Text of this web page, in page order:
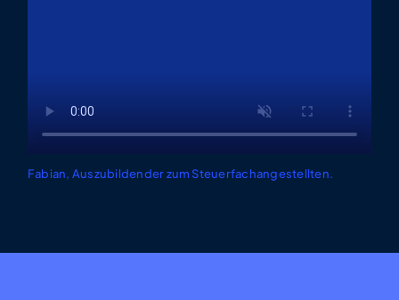
Fabian, Auszubildender zum Steuerfachangestellten.